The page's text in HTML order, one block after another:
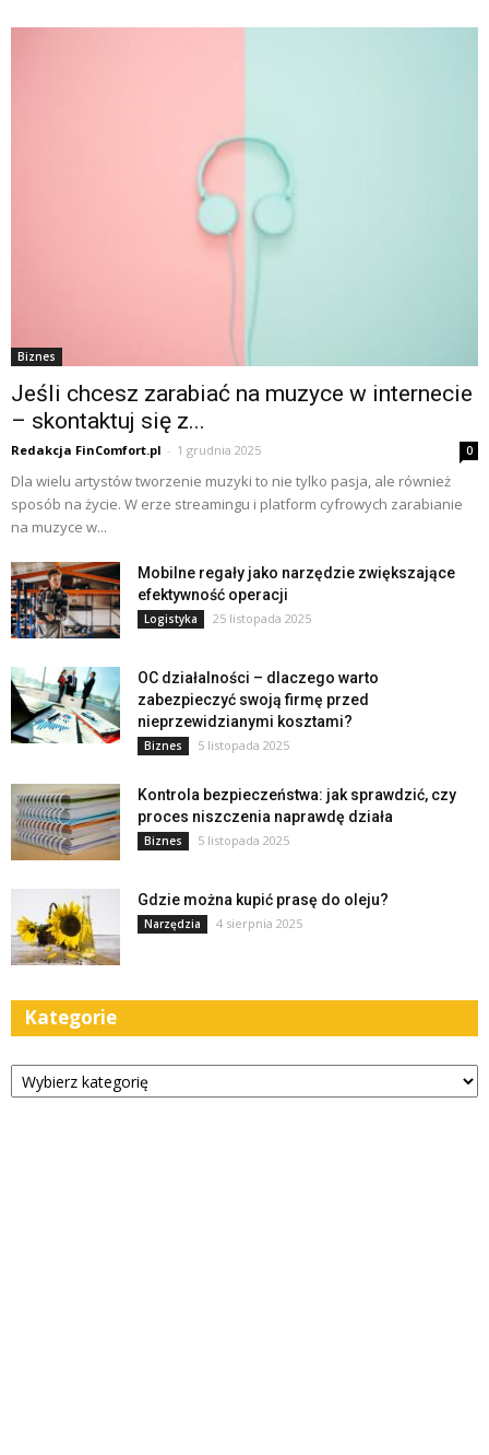
Biznes
Jeśli chcesz zarabiać na muzyce w internecie
– skontaktuj się z...
Redakcja FinComfort.pl - 1 grudnia 2025 0
Dla wielu artystów tworzenie muzyki to nie tylko pasja, ale również
sposób na życie. W erze streamingu i platform cyfrowych zarabianie
na muzyce w...
Mobilne regały jako narzędzie zwiększające
efektywność operacji
Logistyka 25 listopada 2025
OC działalności – dlaczego warto
zabezpieczyć swoją firmę przed
nieprzewidzianymi kosztami?
Biznes 5 listopada 2025
Kontrola bezpieczeństwa: jak sprawdzić, czy
proces niszczenia naprawdę działa
Biznes 5 listopada 2025
Gdzie można kupić prasę do oleju?
Narzędzia 4 sierpnia 2025
Kategorie
Kategorie